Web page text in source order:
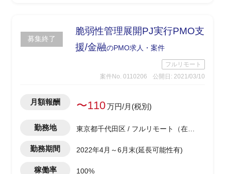
募集終了
脆弱性管理展開PJ実行PMO支
援/金融のPMO求人・案件
フルリモート
案件No. 0110206
公開日: 2021/03/10
月額報酬 〜110万円/月(税別)
勤務地
東京都千代田区 / フルリモート（在
勤務期間 2022年4月～6月末(延長可能性有)
稼働率 100%